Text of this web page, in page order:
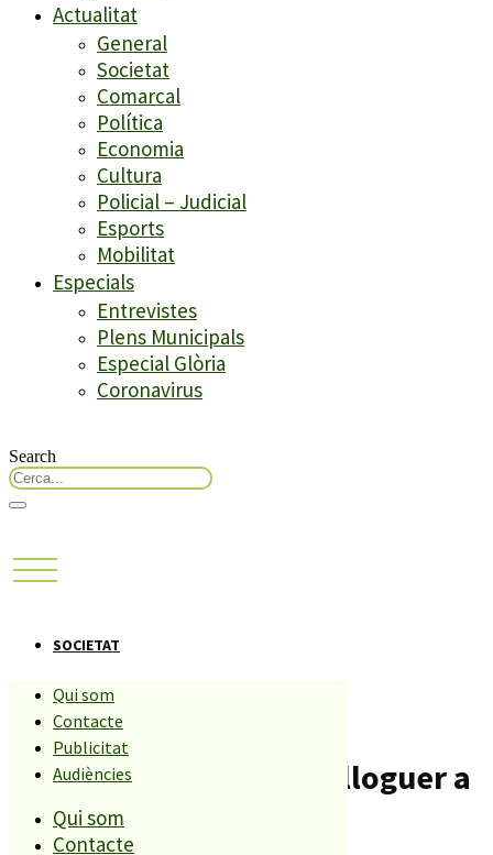
Actualitat
General
Societat
Comarcal
Política
Economia
Cultura
Policial – Judicial
Esports
Mobilitat
Especials
Entrevistes
Plens Municipals
Especial Glòria
Coronavirus
Search
Qui som
Contacte
Publicitat
Audiències
Qui som
Contacte
SOCIETAT
Encara hi ha temps per
sol.licitar les ajudes al lloguer a
PLF.